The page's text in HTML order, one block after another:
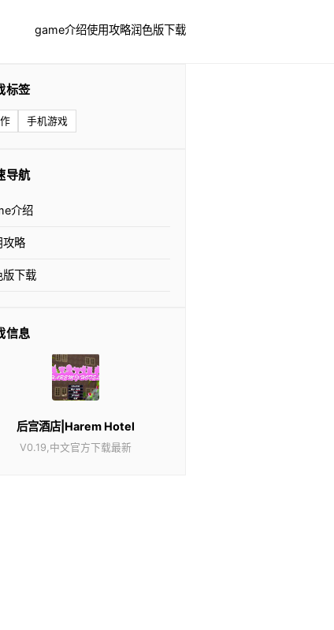
game介绍使用攻略润色版下载
标签
手机游戏
导航
介绍
攻略
版下载
信息
后宫酒店|Harem Hotel
V0.19,中文官方下载最新